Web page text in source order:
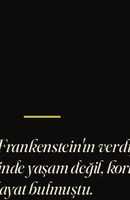
yaşam değil,
bulmuştu.